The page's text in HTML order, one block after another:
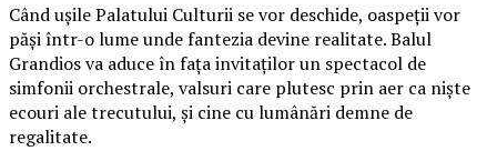
Când ușile Palatului Culturii se vor deschide, oaspeții vor
păși într-o lume unde fantezia devine realitate. Balul
Grandios va aduce în fața invitaților un spectacol de
simfonii orchestrale, valsuri care plutesc prin aer ca niște
ecouri ale trecutului, și cine cu lumânări demne de
regalitate.